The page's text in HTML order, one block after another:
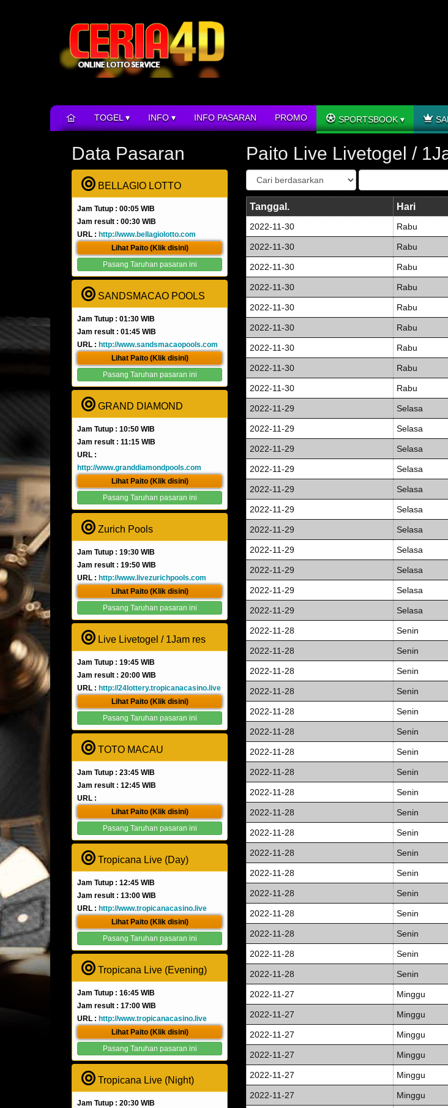
TOGEL INFO INFO PASARAN PROMO SPORTSBOOK
Data Pasaran
BELLAGIO LOTTO
Jam Tutup : 00:05 WIB
Jam result : 00:30 WIB
URL : http://www.bellagiolotto.com
Lihat Paito (Klik disini)
Pasang Taruhan pasaran ini
SANDSMACAO POOLS
Jam Tutup : 01:30 WIB
Jam result : 01:45 WIB
URL : http://www.sandsmacaopools.com
Lihat Paito (Klik disini)
Pasang Taruhan pasaran ini
GRAND DIAMOND
Jam Tutup : 10:50 WIB
Jam result : 11:15 WIB
URL :
http://www.granddiamondpools.com
Lihat Paito (Klik disini)
Pasang Taruhan pasaran ini
Zurich Pools
Jam Tutup : 19:30 WIB
Jam result : 19:50 WIB
URL : http://www.livezurichpools.com
Lihat Paito (Klik disini)
Pasang Taruhan pasaran ini
Live Livetogel / 1Jam res
Jam Tutup : 19:45 WIB
Jam result : 20:00 WIB
URL : http://24lottery.tropicanacasino.live
Lihat Paito (Klik disini)
Pasang Taruhan pasaran ini
TOTO MACAU
Jam Tutup : 23:45 WIB
Jam result : 12:45 WIB
URL :
Lihat Paito (Klik disini)
Pasang Taruhan pasaran ini
Tropicana Live (Day)
Jam Tutup : 12:45 WIB
Jam result : 13:00 WIB
URL : http://www.tropicanacasino.live
Lihat Paito (Klik disini)
Pasang Taruhan pasaran ini
Tropicana Live (Evening)
Jam Tutup : 16:45 WIB
Jam result : 17:00 WIB
URL : http://www.tropicanacasino.live
Lihat Paito (Klik disini)
Pasang Taruhan pasaran ini
Tropicana Live (Night)
Jam Tutup : 20:30 WIB
Paito Live Livetogel /
Tanggal. Hari
2022-11-30 Rabu
2022-11-30 Rabu
2022-11-30 Rabu
2022-11-30 Rabu
2022-11-30 Rabu
2022-11-30 Rabu
2022-11-30 Rabu
2022-11-30 Rabu
2022-11-30 Rabu
2022-11-29 Selasa
2022-11-29 Selasa
2022-11-29 Selasa
2022-11-29 Selasa
2022-11-29 Selasa
2022-11-29 Selasa
2022-11-29 Selasa
2022-11-29 Selasa
2022-11-29 Selasa
2022-11-29 Selasa
2022-11-29 Selasa
2022-11-28 Senin
2022-11-28 Senin
2022-11-28 Senin
2022-11-28 Senin
2022-11-28 Senin
2022-11-28 Senin
2022-11-28 Senin
2022-11-28 Senin
2022-11-28 Senin
2022-11-28 Senin
2022-11-28 Senin
2022-11-28 Senin
2022-11-28 Senin
2022-11-28 Senin
2022-11-28 Senin
2022-11-28 Senin
2022-11-28 Senin
2022-11-28 Senin
2022-11-27 Minggu
2022-11-27 Minggu
2022-11-27 Minggu
2022-11-27 Minggu
2022-11-27 Minggu
2022-11-27 Minggu